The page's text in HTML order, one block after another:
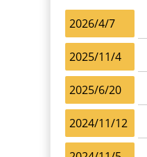
2026/4/7
2025/11/4
2025/6/20
2024/11/12